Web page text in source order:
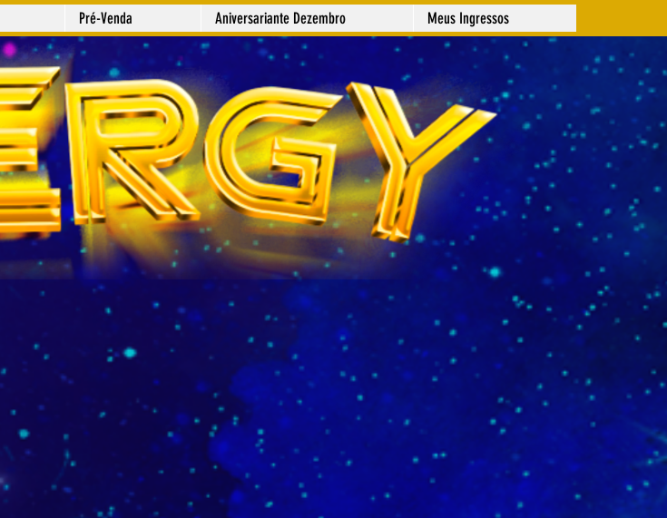
Pré-Venda Aniversariante Dezembro Meus Ingressos